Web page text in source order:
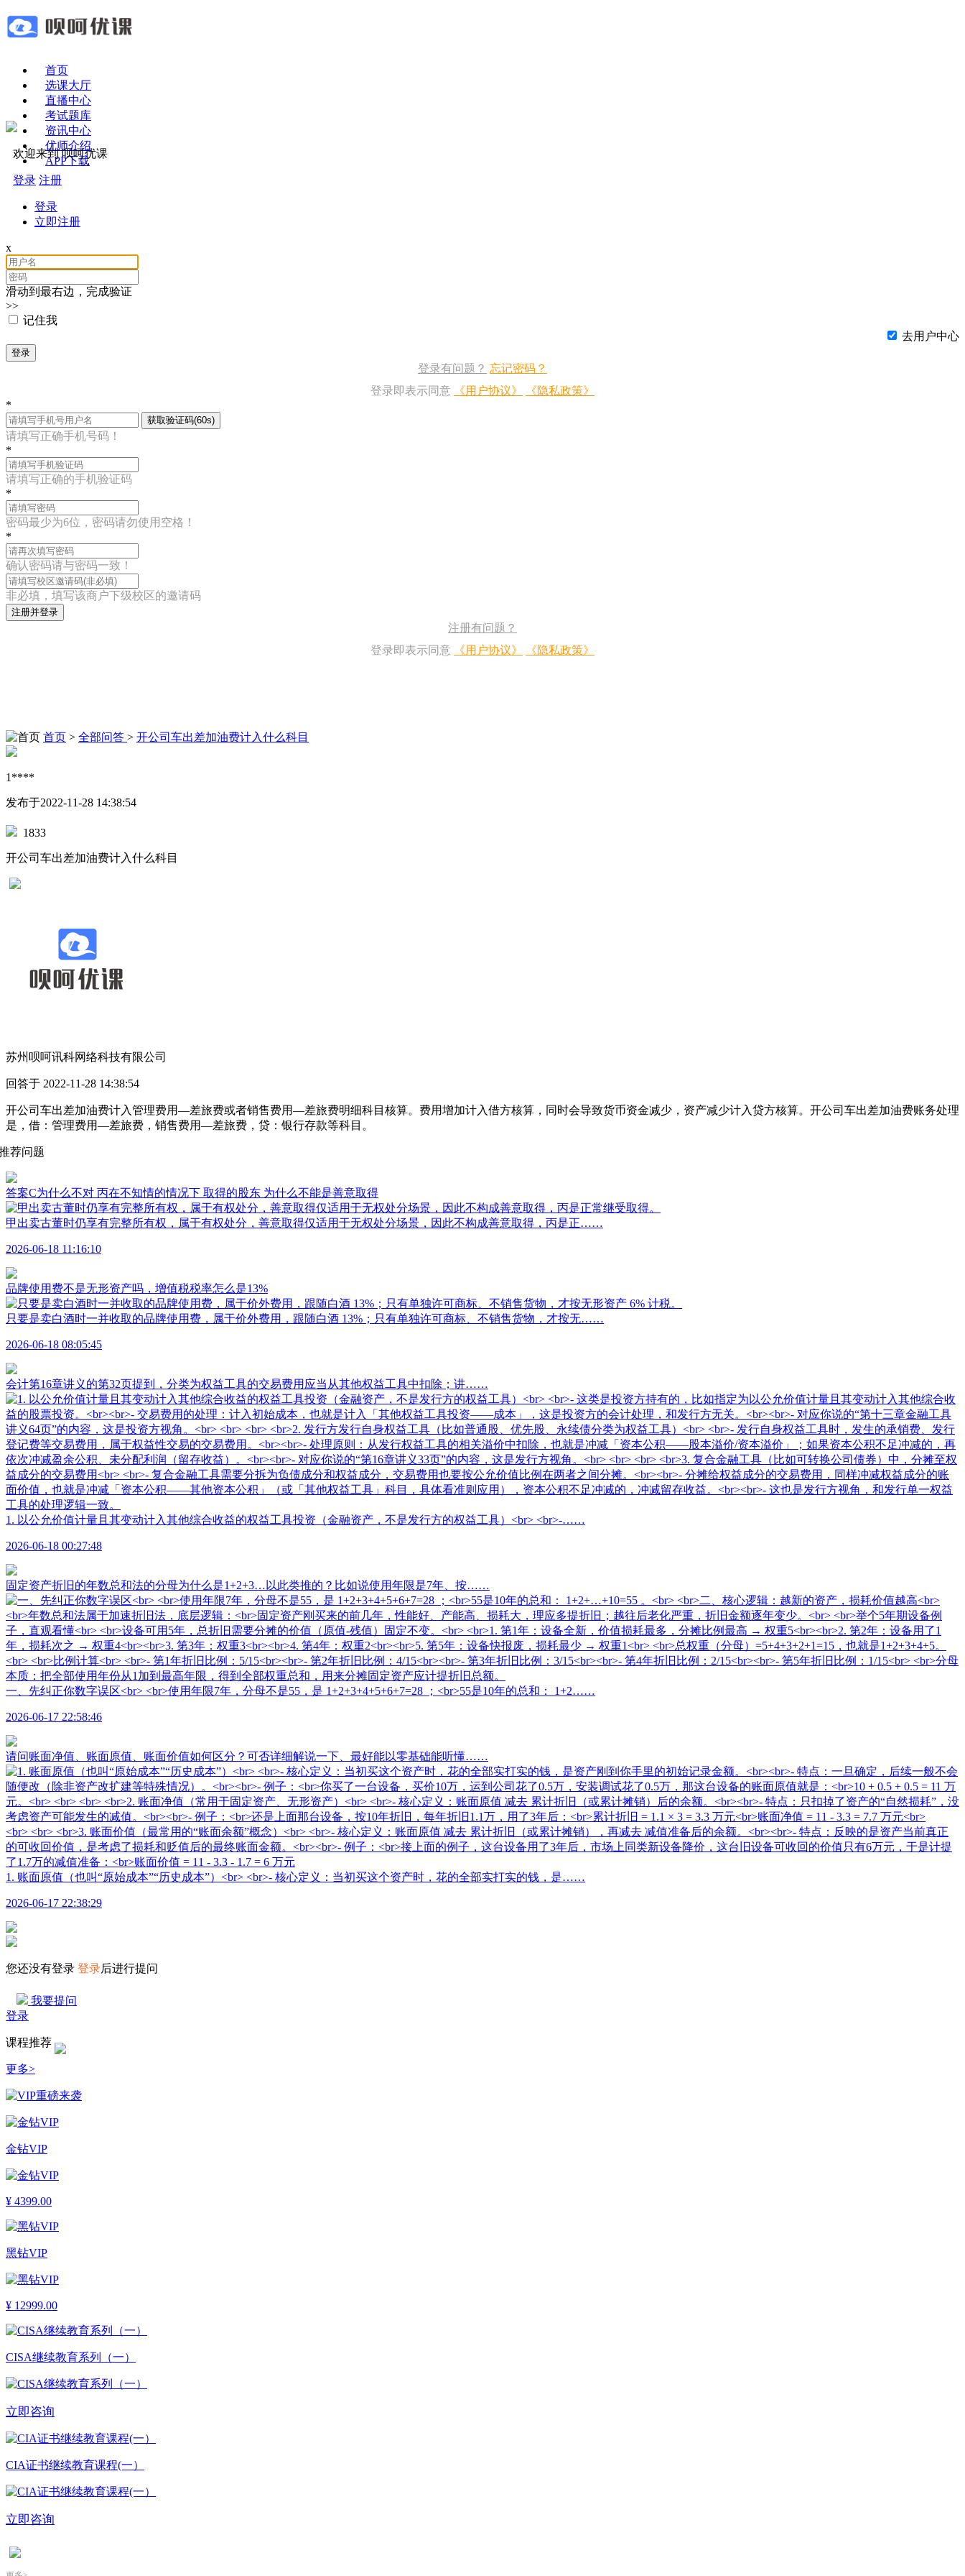
首页
选课大厅
直播中心
考试题库
资讯中心
优师介绍
APP下载
欢迎来到 呗呵优课
登录 注册
登录
立即注册
x
滑动到最右边，完成验证
>>
记住我
去用户中心
登录
登录有问题？ 忘记密码？
登录即表示同意
《用户协议》
《隐私政策》
*
获取验证码(60s)
请填写正确手机号码！
*
请填写正确的手机验证码
*
密码最少为6位，密码请勿使用空格！
*
确认密码请与密码一致！
非必填，填写该商户下级校区的邀请码
注册并登录
注册有问题？
登录即表示同意
《用户协议》 《隐私政策》
首页 > 全部问答 > 开公司车出差加油费计入什么科目
1****
发布于2022-11-28 14:38:54
1833
开公司车出差加油费计入什么科目
苏州呗呵讯科网络科技有限公司
回答于 2022-11-28 14:38:54
开公司车出差加油费计入管理费用—差旅费或者销售费用—差旅费明细科目核算。费用增加计入借方核算，同时会导致货币资金减少，资产减少计入贷方核算。开公司车出差加油费账务处理
是，借：管理费用—差旅费，销售费用—差旅费，贷：银行存款等科目。
荐问题
答案C为什么不对 丙在不知情的情况下 取得的股东 为什么不能是善意取得
甲出卖古董时仍享有完整所有权，属于有权处分，善意取得仅适用于无权处分场景，因此不构成善意取得，丙是正……
2026-06-18 11:16:10
品牌使用费不是无形资产吗，增值税税率怎么是13%
只要是卖白酒时一并收取的品牌使用费，属于价外费用，跟随白酒 13%；只有单独许可商标、不销售货物，才按无……
2026-06-18 08:05:45
会计第16章讲义的第32页提到，分类为权益工具的交易费用应当从其他权益工具中扣除；讲……
1. 以公允价值计量且其变动计入其他综合收益的权益工具投资（金融资产，不是发行方的权益工具）<br> <br>-……
2026-06-18 00:27:48
固定资产折旧的年数总和法的分母为什么是1+2+3…以此类推的？比如说使用年限是7年、按……
一、先纠正你数字误区<br> <br>使用年限7年，分母不是55，是 1+2+3+4+5+6+7=28 ；<br>55是10年的总和： 1+2……
2026-06-17 22:58:46
请问账面净值、账面原值、账面价值如何区分？可否详细解说一下、最好能以零基础能听懂……
1. 账面原值（也叫“原始成本”“历史成本”）<br> <br>- 核心定义：当初买这个资产时，花的全部实打实的钱，是……
2026-06-17 22:38:29
您还没有登录 登录后进行提问
我要提问
登录
课程推荐
更多>
金钻VIP
¥ 4399.00
黑钻VIP
¥ 12999.00
CISA继续教育系列（一）
立即咨询
CIA证书继续教育课程(一）
立即咨询